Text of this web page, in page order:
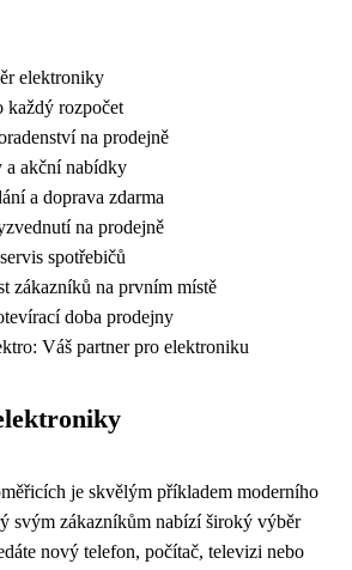
elektroniky
každý rozpočet
na prodejně
a akční nabídky
a doprava zdarma
na prodejně
spotřebičů
zákazníků na prvním místě
doba prodejny
Váš partner pro elektroniku
je skvělým příkladem moderního
svým zákazníkům nabízí široký výběr
nový telefon, počítač, televizi nebo